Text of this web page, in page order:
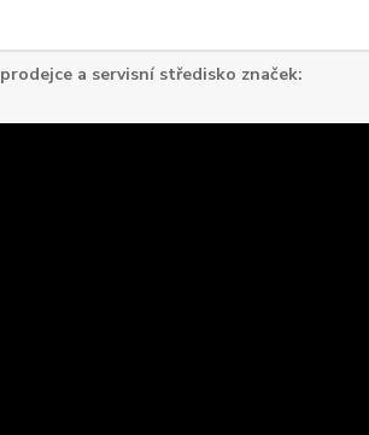
a servisní středisko značek: